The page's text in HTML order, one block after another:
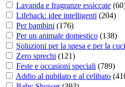
Lavanda e fragranze essiccate (60
Lifehack: idee intelligenti (204)
Per bambini (176)
Per un animale domestico (138)
Soluzioni per la spesa e per la
Zero sprechi (121)
Feste e occasioni speciali (789)
Addio al nubilato e al celibato (